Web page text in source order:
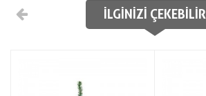
İLGINIZI ÇEKEBILIR